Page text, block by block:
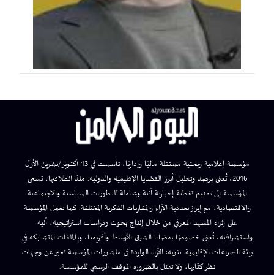
مؤسسة إعلامية وبحثية مستقلة ماليًا وإداريًا، تأسست في 13 أكتوبر/تشرين الأول
2016، تُعنى برصد وتحليل أبرز القضايا الإقليمية والدولية. منذ انطلاقتها، تسعى
المؤسسة إلى تقديم تغطية إخبارية آنية وشاملة للتطورات السياسية والاجتماعية
والاقتصادية، مع إبراز تعددية الآراء والمقاربات الفكرية المختلفة. كما تعمل المؤسسة
على إثراء المشهد المعرفي من خلال إنتاج بحوث ودراسات استراتيجية، آنية
واستشرافية، تُعنى خصوصًا بقضايا الشرق الأوسط وأفريقيا، وبالملفات المتشابكة في
بيئة الصراعات الإقليمية. تنويه: الآراء الواردة في منشورات المؤسسة تعبر عن وجهات
نظر كتّابها، ولا تمثل بالضرورة الموقف الرسمي للمؤسسة.